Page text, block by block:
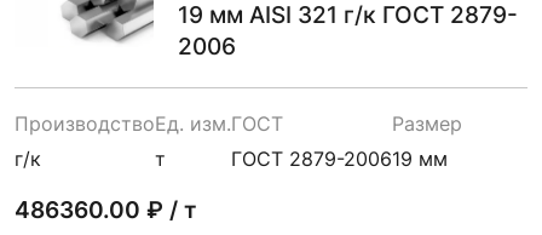
19 мм AISI 321 г/к ГОСТ 2879-
2006
Производство
г/к
Ед. изм.
т
ГОСТ
ГОСТ 2879-2006
Размер
19 мм
486360.00 ₽ / т